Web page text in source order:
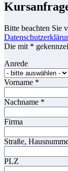
Bitte beachten Sie
Die mit *
Anrede
Vorname *
Nachname *
Firma
Straße,
PLZ